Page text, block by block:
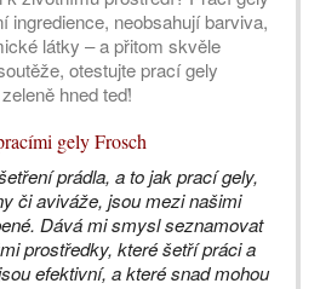
ingredience, neobsahují barviva,
látky – a přitom skvěle
otestujte prací gely
hned teď!
gely Frosch
prádla, a to jak prací gely,
či aviváže, jsou mezi našimi
Dává mi smysl seznamovat
prostředky, které šetří práci a
efektivní, a které snad mohou